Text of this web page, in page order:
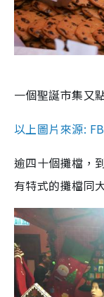
一個聖誕市集又
以上圖片來源:
逾四十個攤檔，
有特式的攤檔同